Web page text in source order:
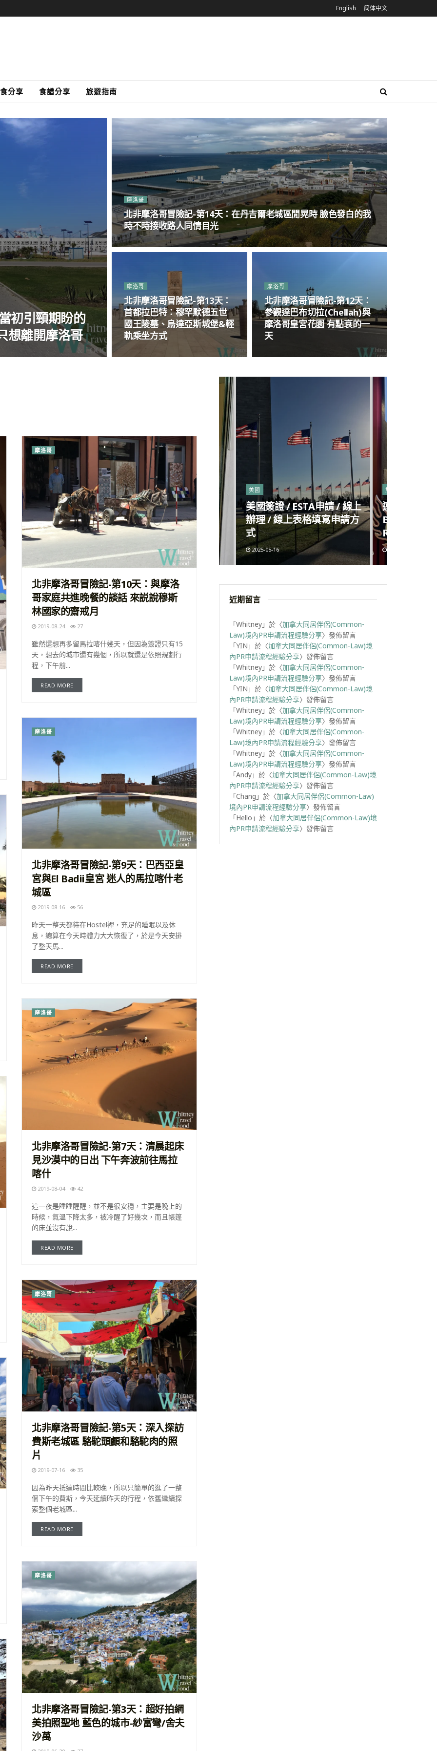
English 简体中文
分享 食譜分享 旅遊指南
初引頸期盼的
想離開摩洛哥
摩洛哥
北非摩洛哥冒險記-第14天：在丹吉爾老城區閒晃時 臉色發白的我
時不時接收路人同情目光
摩洛哥
北非摩洛哥冒險記-第13天：
首都拉巴特：穆罕默德五世
國王陵墓、烏達亞斯城堡&輕
軌乘坐方式
摩洛哥
北非摩洛哥冒險記-第12天：
參觀達巴布切拉(Chellah)與
摩洛哥皇宮花園 有點衰的一
天
摩洛哥
北非摩洛哥冒險記-第10天：與摩洛
哥家庭共進晚餐的談話 來説說穆斯
林國家的齋戒月
2019-08-24 27
雖然還想再多留馬拉喀什幾天，但因為簽證只有15
天，想去的城市還有幾個，所以就還是依照規劃行
程，下午前...
READ MORE
摩洛哥
北非摩洛哥冒險記-第9天：巴西亞皇
宮與El Badii皇宮 迷人的馬拉喀什老
城區
2019-08-16 56
昨天一整天都待在Hostel裡，充足的睡眠以及休
息，總算在今天時體力大大恢復了，於是今天安排
了整天馬...
READ MORE
摩洛哥
北非摩洛哥冒險記-第7天：清晨起床
見沙漠中的日出 下午奔波前往馬拉
喀什
2019-08-04 42
這一夜是睡睡醒醒，並不是很安穩，主要是晚上的
時候，氣溫下降太多，被冷醒了好幾次，而且帳篷
的床並沒有說...
READ MORE
摩洛哥
北非摩洛哥冒險記-第5天：深入探訪
費斯老城區 駱駝頭顱和駱駝肉的照
片
2019-07-16 35
因為昨天抵達時間比較晚，所以只簡單的逛了一整
個下午的費斯，今天延續昨天的行程，依舊繼續探
索整個老城區...
READ MORE
摩洛哥
北非摩洛哥冒險記-第3天：超好拍網
美拍照聖地 藍色的城市-紗富彎/舍夫
沙萬
加拿大
加拿大工作必備-社會保險
號碼SIN申請方式&首次
CRA報稅方式
2025-04-18
美國
美國簽證 / ESTA申請 / 線上
辦理 / 線上表格填寫申請方
式
2025-05-16
加拿大
連鎖麻辣燙
Big Way
Richmond
2025-05-09
近期留言
「Whitney 」於〈加拿大同居伴侶(Common-
Law)境內PR申請流程經驗分享〉發佈留言
「YIN 」於〈加拿大同居伴侶(Common-Law)境
內PR申請流程經驗分享〉發佈留言
「Whitney 」於〈加拿大同居伴侶(Common-
Law)境內PR申請流程經驗分享〉發佈留言
「YIN 」於〈加拿大同居伴侶(Common-Law)境
內PR申請流程經驗分享〉發佈留言
「Whitney 」於〈加拿大同居伴侶(Common-
Law)境內PR申請流程經驗分享〉發佈留言
「Whitney 」於〈加拿大同居伴侶(Common-
Law)境內PR申請流程經驗分享〉發佈留言
「Whitney 」於〈加拿大同居伴侶(Common-
Law)境內PR申請流程經驗分享〉發佈留言
「Andy 」於〈加拿大同居伴侶(Common-Law)境
內PR申請流程經驗分享〉發佈留言
「Chang 」於〈加拿大同居伴侶(Common-Law)
境內PR申請流程經驗分享〉發佈留言
「Hello 」於〈加拿大同居伴侶(Common-Law)境
內PR申請流程經驗分享〉發佈留言